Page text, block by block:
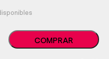
Calculadora
mecánica.
COMPRAR